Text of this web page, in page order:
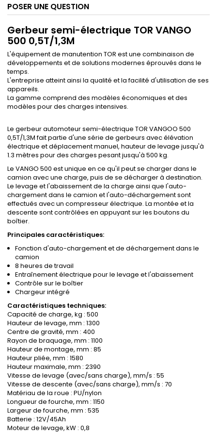
POSER UNE QUESTION
Gerbeur semi-électrique TOR VANGO
500 0,5T/1,3M
L'équipement de manutention TOR est une combinaison de
développements et de solutions modernes éprouvés dans le
temps.
L'entreprise atteint ainsi la qualité et la facilité d'utilisation de ses
appareils.
La gamme comprend des modèles économiques et des
modèles pour des charges intensives.
Le gerbeur automoteur semi-électrique TOR VANGOO 500
0,5T/1,3M fait partie d'une série de gerbeurs avec élévation
électrique et déplacement manuel, hauteur de levage jusqu'à
1.3 mètres pour des charges pesant jusqu'à 500 kg.
Le VANGO 500 est unique en ce qu'il peutse charger dans le
camion avec une charge, puis de se décharger à destination.
Le levage et l'abaissement de la charge ainsi que l'auto-
chargement dans le camion et l'auto-déchargement sont
effectués avec un compresseur électrique. La montée et la
descente sont contrôlées en appuyant sur les boutons du
boîtier.
Principales caractéristiques:
Fonction d'auto-chargement et de déchargement dans le
camion
8 heures de travail
Entraînement électrique pour le levage et l'abaissement
Contrôle sur le boîtier
Chargeur intégré
Caractéristiques techniques:
Capacité de charge, kg : 500
Hauteur de levage, mm : 1300
Centre de gravité, mm : 400
Rayon de braquage, mm : 1100
Hauteur de montage, mm : 85
Hauteur pliée, mm : 1580
Hauteur maximale, mm : 2390
Vitesse de levage (avec/sans charge), mm/s : 55
Vitesse de descente (avec/sans charge), mm/s : 70
Matériau de la roue : PU/nylon
Longueur de fourche, mm : 1150
Largeur de fourche, mm : 535
Batterie : 12V/45Ah
Moteur de levage, kW : 0,8